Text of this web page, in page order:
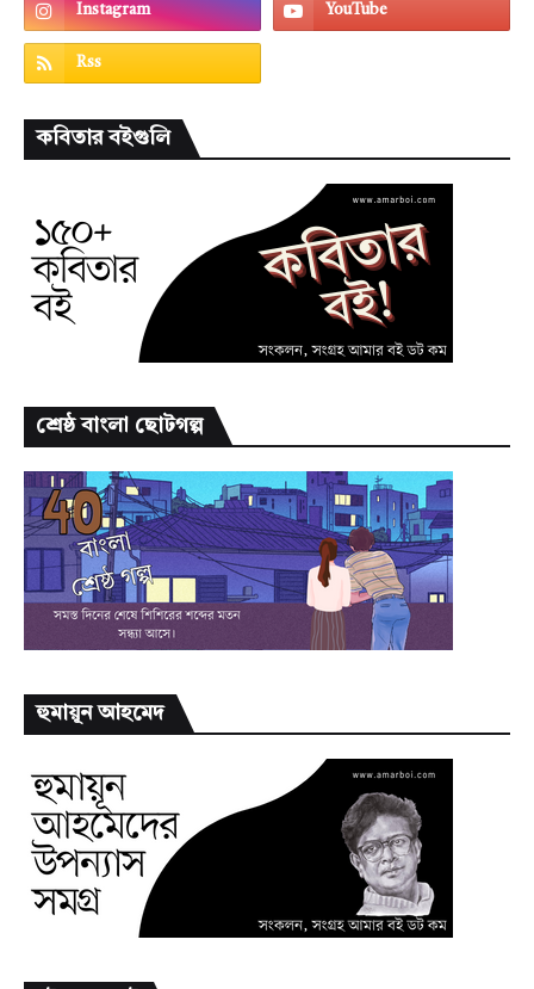
কবিতার বইগুলি
শ্রেষ্ঠ বাংলা ছোটগল্প
হুমায়ূন আহমেদ